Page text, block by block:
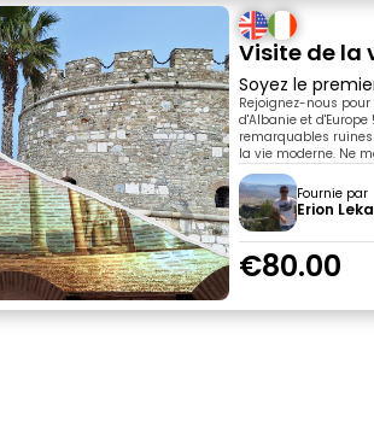
Visite de la
Soyez le
Rejoignez-nous
d'Albanie et
remarquables
la vie moderne. Ne
Fournie par
Erion Leka
€80.00